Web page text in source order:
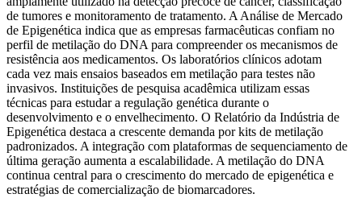
de tumores e monitoramento de tratamento. A Análise de Mercado
de Epigenética indica que as empresas farmacêuticas confiam no
perfil de metilação do DNA para compreender os mecanismos de
resistência aos medicamentos. Os laboratórios clínicos adotam
cada vez mais ensaios baseados em metilação para testes não
invasivos. Instituições de pesquisa acadêmica utilizam essas
técnicas para estudar a regulação genética durante o
desenvolvimento e o envelhecimento. O Relatório da Indústria de
Epigenética destaca a crescente demanda por kits de metilação
padronizados. A integração com plataformas de sequenciamento de
última geração aumenta a escalabilidade. A metilação do DNA
continua central para o crescimento do mercado de epigenética e
estratégias de comercialização de biomarcadores.